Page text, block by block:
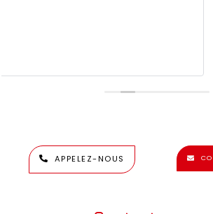
APPELEZ-NOUS